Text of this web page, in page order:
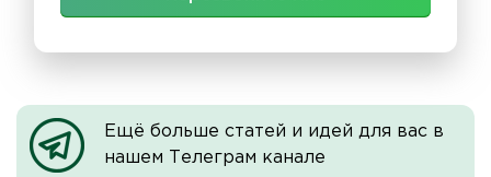
Ещё больше статей и идей для вас в
нашем Телеграм канале